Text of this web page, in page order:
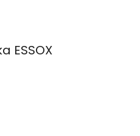
ESSOX